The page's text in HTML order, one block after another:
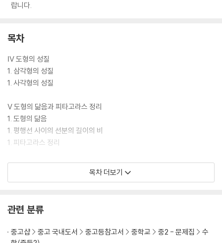
랍니다.
목차
Ⅳ 도형의 성질
1. 삼각형의 성질
1. 사각형의 성질
Ⅴ 도형의 닮음과 피타고라스 정리
1. 도형의 닮음
1. 평행선 사이의 선분의 길이의 비
1. 피타고라스 정리
Ⅵ 확률
목차 더보기
관련 분류
중고샵 중고 국내도서 중고등참고서 중학교 중2 - 문제집
수